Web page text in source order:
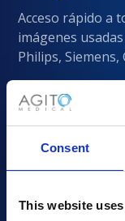
Consent
This website
Acceso rápido a
imágenes
Philips,